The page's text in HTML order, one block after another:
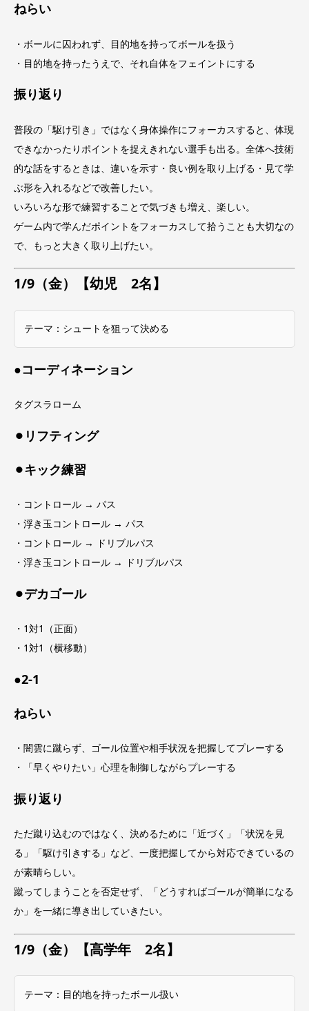
ねらい
・ボールに囚われず、目的地を持ってボールを扱う
・目的地を持ったうえで、それ自体をフェイントにする
振り返り
普段の「駆け引き」ではなく身体操作にフォーカスすると、体現
できなかったりポイントを捉えきれない選手も出る。全体へ技術
的な話をするときは、違いを示す・良い例を取り上げる・見て学
ぶ形を入れるなどで改善したい。
いろいろな形で練習することで気づきも増え、楽しい。
ゲーム内で学んだポイントをフォーカスして拾うことも大切なの
で、もっと大きく取り上げたい。
1/9（金）【幼児 2名】
テーマ：シュートを狙って決める
●コーディネーション
タグスラローム
⚫︎リフティング
⚫︎キック練習
・コントロール → パス
・浮き玉コントロール → パス
・コントロール → ドリブルパス
・浮き玉コントロール → ドリブルパス
⚫︎デカゴール
・1対1（正面）
・1対1（横移動）
●2-1
ねらい
・闇雲に蹴らず、ゴール位置や相手状況を把握してプレーする
・「早くやりたい」心理を制御しながらプレーする
振り返り
ただ蹴り込むのではなく、決めるために「近づく」「状況を見
る」「駆け引きする」など、一度把握してから対応できているの
が素晴らしい。
蹴ってしまうことを否定せず、「どうすればゴールが簡単になる
か」を一緒に導き出していきたい。
1/9（金）【高学年 2名】
テーマ：目的地を持ったボール扱い